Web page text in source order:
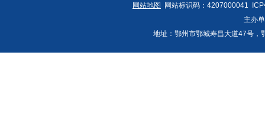
网站地图
网站标识码：4207000041
主办
地址：鄂州市鄂城寿昌大道47号